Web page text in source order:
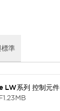
準
系列 控制元
1.23MB